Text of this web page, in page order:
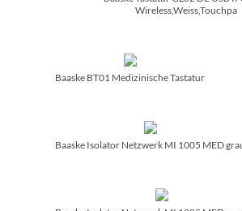
Wireless,Weiss,Touchpa
Baaske BT01 Medizinische Tastatur
Baaske Isolator Netzwerk MI 1005 MED